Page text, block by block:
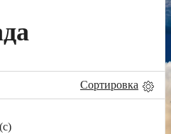
Сортировка